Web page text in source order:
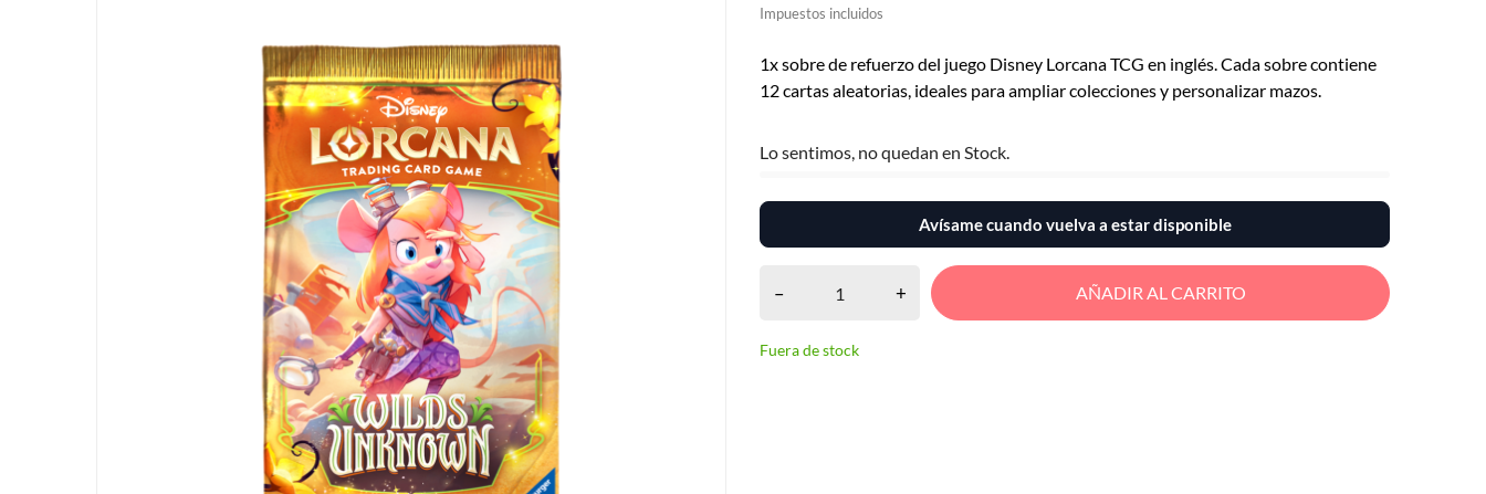
Impuestos incluidos
1x sobre de refuerzo del juego Disney Lorcana TCG en inglés. Cada sobre contiene
12 cartas aleatorias, ideales para ampliar colecciones y personalizar mazos.
Lo sentimos, no quedan en Stock.
Avísame cuando vuelva a estar disponible
– + AÑADIR AL CARRITO
Fuera de stock